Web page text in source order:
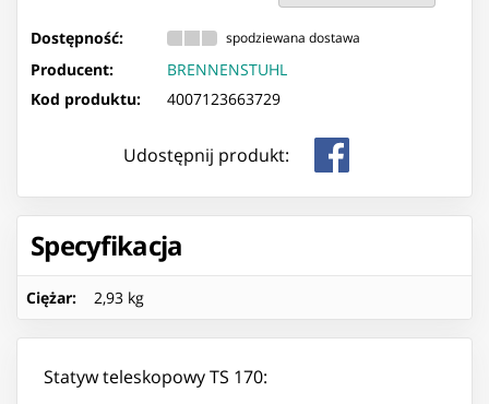
Dostępność: spodziewana dostawa
Producent:
BRENNENSTUHL
Kod produktu:
4007123663729
Udostępnij produkt:
Specyfikacja
Ciężar: 2,93 kg
Statyw teleskopowy TS 170: